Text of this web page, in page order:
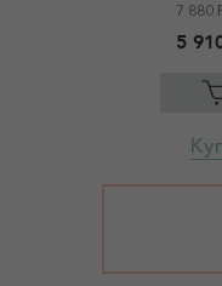
7 880
5